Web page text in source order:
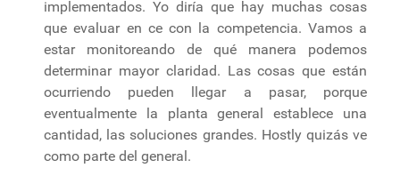
implementados. Yo diría que hay muchas cosas
que evaluar en ce con la competencia. Vamos a
estar monitoreando de qué manera podemos
determinar mayor claridad. Las cosas que están
ocurriendo pueden llegar a pasar, porque
eventualmente la planta general establece una
cantidad, las soluciones grandes. Hostly quizás ve
como parte del general.